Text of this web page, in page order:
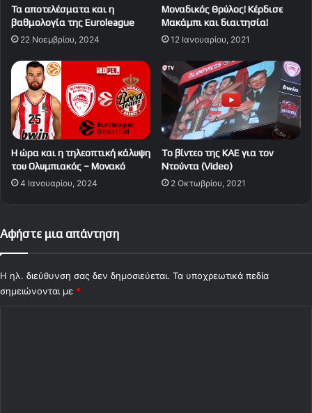
Τα αποτελέσματα και η
βαθμολογία της Euroleague
22 Νοεμβρίου, 2024
Μοναδικός Θρύλος! Κέρδισε
Μακάμπι και διαιτησία!
12 Ιανουαρίου, 2021
Η ώρα και η τηλεοπτική κάλυψη
του Ολυμπιακός – Μονακό
4 Ιανουαρίου, 2024
Tο βίντεο της ΚΑΕ για τον
Ντούντα (Video)
2 Οκτωβρίου, 2021
Αφήστε μια απάντηση
Η ηλ. διεύθυνση σας δεν δημοσιεύεται. Τα υποχρεωτικά πεδία
σημειώνονται με *